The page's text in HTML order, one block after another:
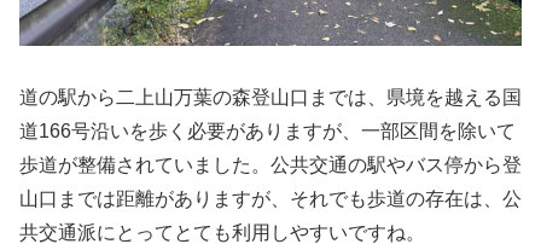
道の駅から二上山万葉の森登山口までは、県境を越える国
道166号沿いを歩く必要がありますが、一部区間を除いて
歩道が整備されていました。公共交通の駅やバス停から登
山口までは距離がありますが、それでも歩道の存在は、公
共交通派にとってとても利用しやすいですね。